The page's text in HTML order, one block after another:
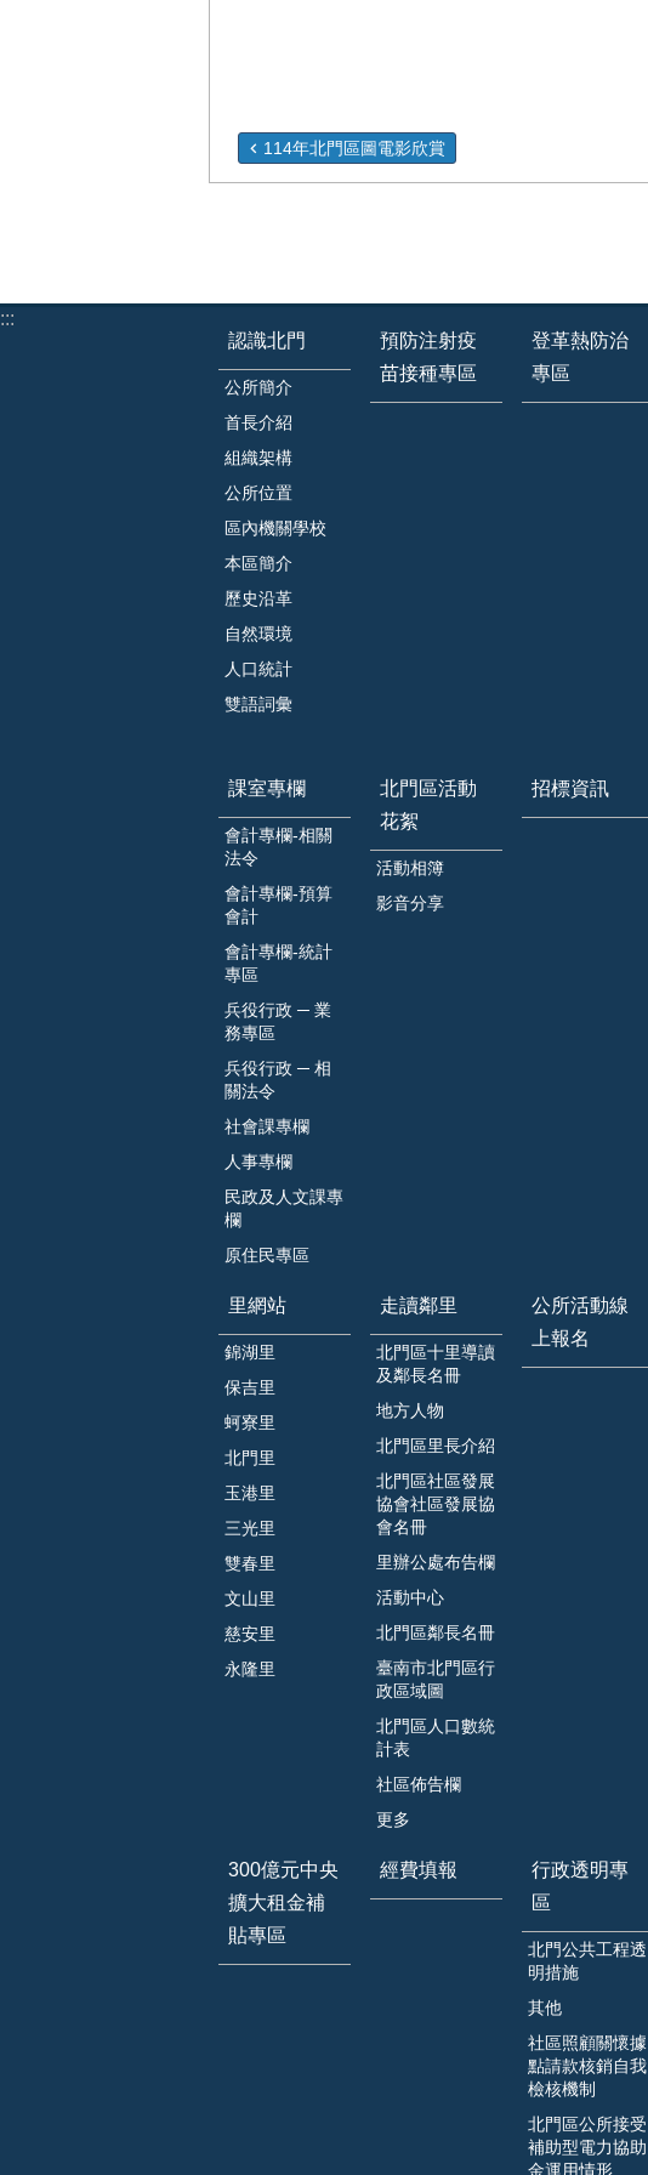
114年北門區圖電影欣賞
:::
認識北門
公所簡介
首長介紹
組織架構
公所位置
區內機關學校
本區簡介
歷史沿革
自然環境
人口統計
雙語詞彙
預防注射疫
苗接種專區
登革熱防治
專區
課室專欄
會計專欄-相關
法令
會計專欄-預算
會計
會計專欄-統計
專區
兵役行政 ─ 業
務專區
兵役行政 ─ 相
關法令
社會課專欄
人事專欄
民政及人文課專
欄
原住民專區
北門區活動
花絮
活動相簿
影音分享
招標資訊
里網站
錦湖里
保吉里
蚵寮里
北門里
玉港里
三光里
雙春里
文山里
慈安里
永隆里
走讀鄰里
北門區十里導讀
及鄰長名冊
地方人物
北門區里長介紹
北門區社區發展
協會社區發展協
會名冊
里辦公處布告欄
活動中心
北門區鄰長名冊
臺南市北門區行
政區域圖
北門區人口數統
計表
社區佈告欄
更多
公所活動線
上報名
300億元中央
擴大租金補
貼專區
經費填報
行政透明專
區
北門公共工程透
明措施
其他
社區照顧關懷據
點請款核銷自我
檢核機制
北門區公所接受
補助型電力協助
金運用情形